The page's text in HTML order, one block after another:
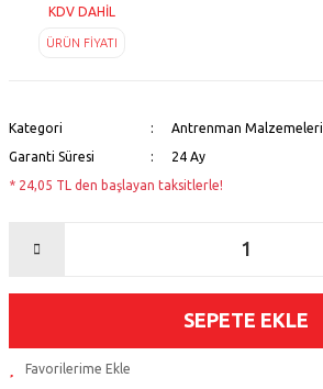
KDV DAHİL
ÜRÜN FİYATI
Kategori
Antrenman Malzemeleri
Garanti Süresi
24 Ay
* 24,05 TL den başlayan taksitlerle!
SEPETE EKLE